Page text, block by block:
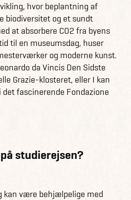
hvor beplantning af
biodiversitet og et sundt
at absorbere CO2 fra byens
til en museumsdag, huser
og moderne kunst.
da Vincis Den Sidste
Grazie-klosteret, eller I kan
fascinerende Fondazione
studierejsen?
kan være behjælpelige med